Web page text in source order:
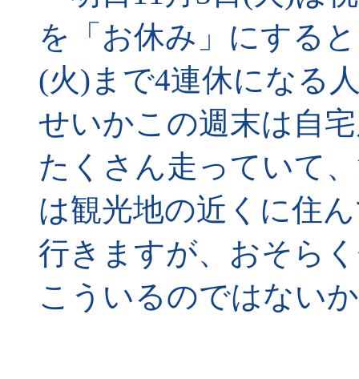
を「お休み」にする
(火)まで4連休になる
せいかこの週末は自
たくさん走っていて
は観光地の近くに住
行きますが、おそら
こういるのではない